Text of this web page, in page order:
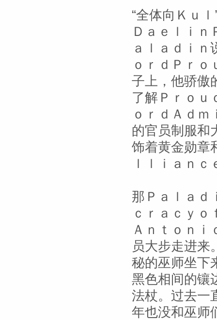
“全体向Ｋｕ
Ｄａｅｌｉｎ
ａｌａｄｉ
ｏｒｄＰｒ
子上，他骄傲
了解Ｐｒｏｕ
ｏｒｄＡｄ
的官员制服和
饰着黄金勋章
ｌｌｉａｎ
那Ｐａｌａｄ
ｃｒａｃｙ
Ａｎｔｏｎｉ
员大步走进来
秘的巫师坐下
黑色相间的镶
法杖。过去一
年也没和巫师